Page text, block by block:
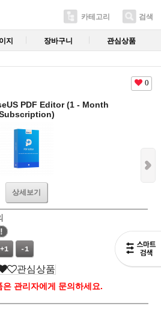
카테고리 검색
지 장바구니 관심상품
0
PDF Editor (1 - Month
상세보기
!
+1 -1
관심상품
은 관리자에게 문의하세요.